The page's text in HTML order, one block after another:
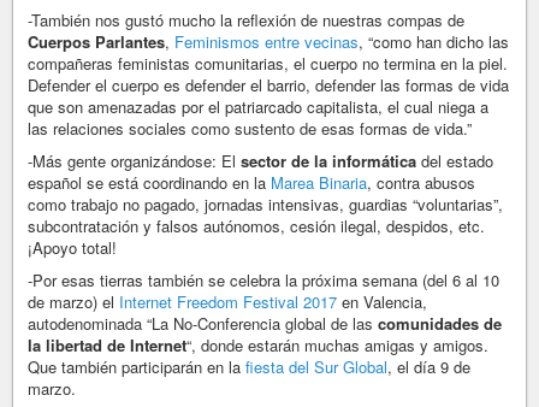
-También nos gustó mucho la reflexión de nuestras compas de
Cuerpos Parlantes, Feminismos entre vecinas, “como han dicho las
compañeras feministas comunitarias, el cuerpo no termina en la piel.
Defender el cuerpo es defender el barrio, defender las formas de vida
que son amenazadas por el patriarcado capitalista, el cual niega a
las relaciones sociales como sustento de esas formas de vida.”
-Más gente organizándose: El sector de la informática del estado
español se está coordinando en la Marea Binaria, contra abusos
como trabajo no pagado, jornadas intensivas, guardias “voluntarias”,
subcontratación y falsos autónomos, cesión ilegal, despidos, etc.
¡Apoyo total!
-Por esas tierras también se celebra la próxima semana (del 6 al 10
de marzo) el Internet Freedom Festival 2017 en Valencia,
autodenominada “La No-Conferencia global de las comunidades de
la libertad de Internet“, donde estarán muchas amigas y amigos.
Que también participarán en la fiesta del Sur Global, el día 9 de
marzo.